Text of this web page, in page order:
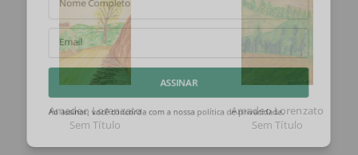
Amadeo Lorenzato
Sem Título
Amadeo Lorenzato
Sem Título
Nome Completo
Email
ASSINAR
Ao assinar, você concorda com a nossa política de privacidade.